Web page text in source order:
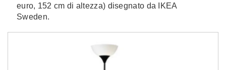
euro, 152 cm di altezza) disegnato da IKEA
Sweden.